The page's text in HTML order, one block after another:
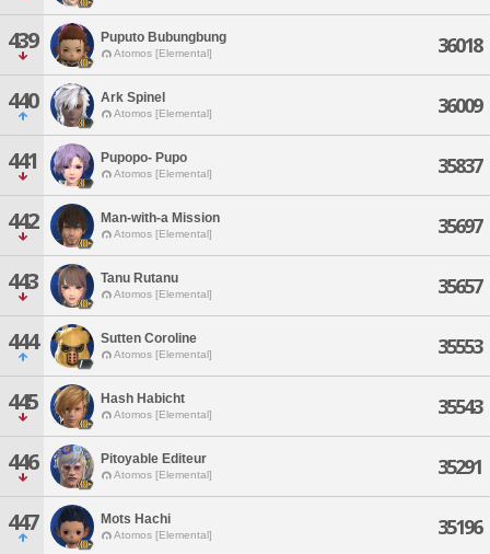
439 Puputo Bubungbung
Atomos [Elemental] 36018
440 Ark Spinel
Atomos [Elemental] 36009
441 Pupopo- Pupo
Atomos [Elemental] 35837
442 Man-with-a Mission
Atomos [Elemental] 35697
443 Tanu Rutanu
Atomos [Elemental] 35657
444 Sutten Coroline
Atomos [Elemental] 35553
445 Hash Habicht
Atomos [Elemental] 35543
446 Pitoyable Editeur
Atomos [Elemental] 35291
447 Mots Hachi
Atomos [Elemental] 35196